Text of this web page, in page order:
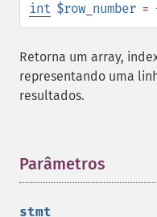
int $row_number =
Retorna um array,
representando uma
resultados.
Parâmetros
stmt